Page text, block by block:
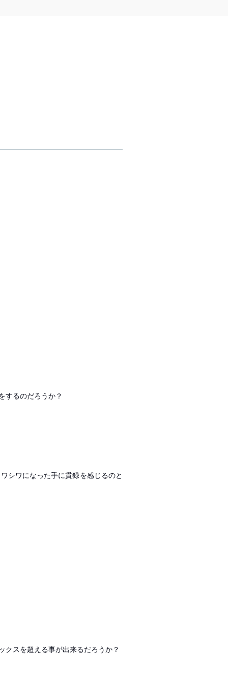
するのだろうか？
シワになった手に貫録を感じるのと
クスを超える事が出来るだろうか？